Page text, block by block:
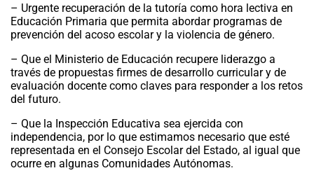
– Urgente recuperación de la tutoría como hora lectiva en
Educación Primaria que permita abordar programas de
prevención del acoso escolar y la violencia de género.
– Que el Ministerio de Educación recupere liderazgo a
través de propuestas firmes de desarrollo curricular y de
evaluación docente como claves para responder a los retos
del futuro.
– Que la Inspección Educativa sea ejercida con
independencia, por lo que estimamos necesario que esté
representada en el Consejo Escolar del Estado, al igual que
ocurre en algunas Comunidades Autónomas.